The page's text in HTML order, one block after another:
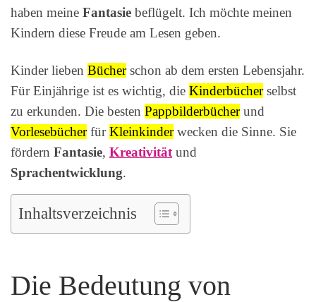
haben meine Fantasie beflügelt. Ich möchte meinen
Kindern diese Freude am Lesen geben.
Kinder lieben Bücherschon ab dem ersten Lebensjahr.
Für Einjährige ist es wichtig, die Kinderbücherselbst
zu erkunden. Die besten Pappbilderbücherund
VorlesebücherfürKleinkinderwecken die Sinne. Sie
fördern Fantasie, Kreativität und
Sprachentwicklung.
Inhaltsverzeichnis
Die Bedeutung von